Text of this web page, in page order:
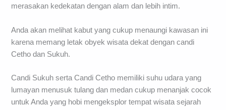
merasakan kedekatan dengan alam dan lebih intim.
Anda akan melihat kabut yang cukup menaungi kawasan ini
karena memang letak obyek wisata dekat dengan candi
Cetho dan Sukuh.
Candi Sukuh serta Candi Cetho memiliki suhu udara yang
lumayan menusuk tulang dan medan cukup menanjak cocok
untuk Anda yang hobi mengeksplor tempat wisata sejarah